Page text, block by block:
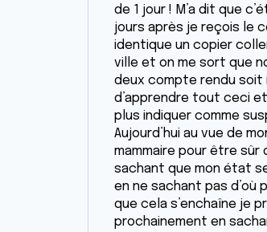
de 1 jour ! M’a dit que
jours après je reçois le
identique un copier
ville et on me sort que
deux compte rendu soit
d’apprendre tout ceci
plus indiquer comme
Aujourd’hui au vue de
mammaire pour être
sachant que mon état
en ne sachant pas
que cela s’enchaîne je
prochainement en